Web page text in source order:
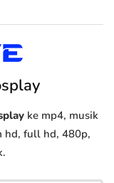
ke mp4, musik
hd, full hd, 480p,